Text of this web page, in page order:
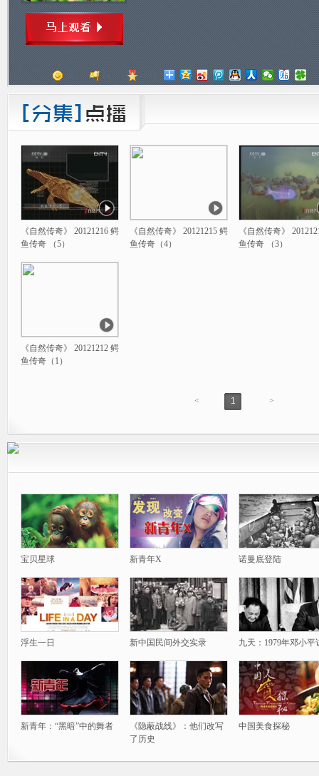
《自然传奇》 20121216 鳄
鱼传奇 （5）
《自然传奇》 20121215 鳄
鱼传奇（4）
《自然传奇》
鱼传奇 （3）
《自然传奇》 20121212 鳄
鱼传奇（1）
< 1 >
宝贝星球 新青年X 诺曼底登陆
浮生一日 新中国民间外交实录 九天：1979年邓小平
新青年：“黑暗”中的舞者
《隐蔽战线》：他们改写
了历史
中国美食探秘